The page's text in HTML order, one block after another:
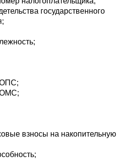
государственного
ОМС;
взносы на накопительную